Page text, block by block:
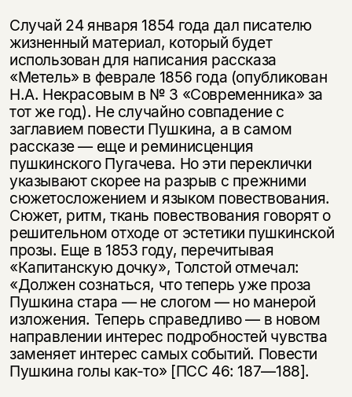
Случай 24 января 1854 года дал писателю
жизненный материал, который будет
использован для написания рассказа
«Метель» в феврале 1856 года (опубликован
Н.А. Некрасовым в № 3 «Современника» за
тот же год). Не случайно совпадение с
заглавием повести Пушкина, а в самом
рассказе — еще и реминисценция
пушкинского Пугачева. Но эти переклички
указывают скорее на разрыв с прежними
сюжетосложением и языком повествования.
Сюжет, ритм, ткань повествования говорят о
решительном отходе от эстетики пушкинской
прозы. Еще в 1853 году, перечитывая
«Капитанскую дочку», Толстой отмечал:
«Должен сознаться, что теперь уже проза
Пушкина стара — не слогом — но манерой
изложения. Теперь справедливо — в новом
направлении интерес подробностей чувства
заменяет интерес самых событий. Повести
Пушкина голы как-то» [ПСС 46: 187—188].